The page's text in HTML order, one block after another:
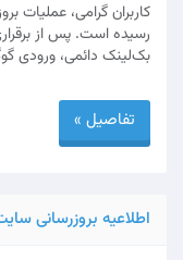
کاربران گرامی، عملیات
رسیده است. پس از
بک‌لینک دائمی، ورودی
تفاصيل »
اطلاعیه بروزرسانی